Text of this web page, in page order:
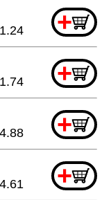
+
1.24
+
1.74
+
4.88
+